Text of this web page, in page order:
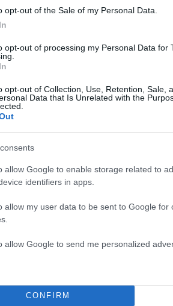
opt-out of the Sale of my Personal Data.
opt-out of processing my Personal Data for
opt-out of Collection, Use, Retention, Sale,
Data that Is Unrelated with the
allow Google to enable storage related to
identifiers in apps.
allow my user data to be sent to Google for
allow Google to send me personalized
CONFIRM
ένας από τους
τις πληροφορίες,
η τακτική είναι
στην εκδοχή των
και θα
που θα
καμαριέρας.
Δικαίου στο
του Στρος
απ’ όπου
γίνεται για